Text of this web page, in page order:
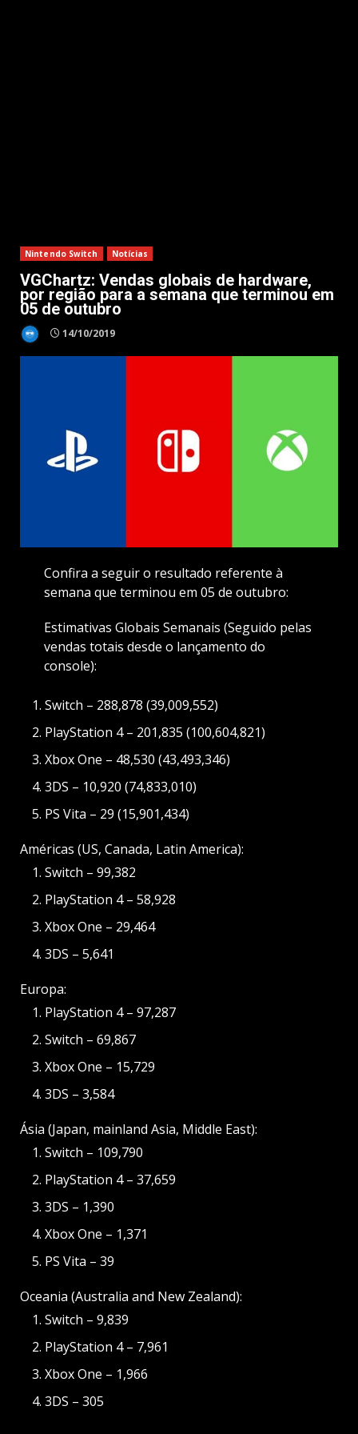
Nintendo Switch Notícias
VGChartz: Vendas globais de hardware,
por região para a semana que terminou em
05 de outubro
14/10/2019
Confira a seguir o resultado referente à
semana que terminou em 05 de outubro:
Estimativas Globais Semanais (Seguido pelas
vendas totais desde o lançamento do
console):
Switch – 288,878 (39,009,552)
PlayStation 4 – 201,835 (100,604,821)
Xbox One – 48,530 (43,493,346)
3DS – 10,920 (74,833,010)
PS Vita – 29 (15,901,434)
Américas (US, Canada, Latin America):
Switch – 99,382
PlayStation 4 – 58,928
Xbox One – 29,464
3DS – 5,641
Europa:
PlayStation 4 – 97,287
Switch – 69,867
Xbox One – 15,729
3DS – 3,584
Ásia (Japan, mainland Asia, Middle East):
Switch – 109,790
PlayStation 4 – 37,659
3DS – 1,390
Xbox One – 1,371
PS Vita – 39
Oceania (Australia and New Zealand):
Switch – 9,839
PlayStation 4 – 7,961
Xbox One – 1,966
3DS – 305